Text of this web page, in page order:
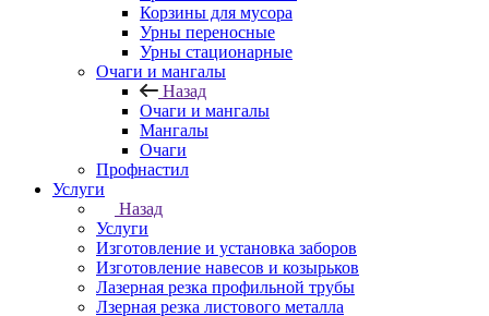
Корзины для мусора
Урны переносные
Урны стационарные
Очаги и мангалы
Назад
Очаги и мангалы
Мангалы
Очаги
Профнастил
Услуги
Назад
Услуги
Изготовление и установка заборов
Изготовление навесов и козырьков
Лазерная резка профильной трубы
Лзерная резка листового металла